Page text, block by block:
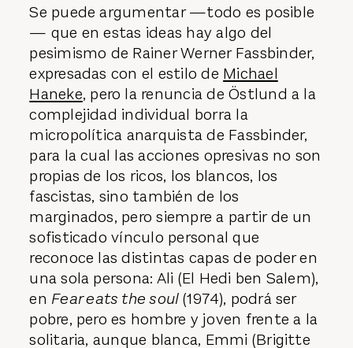
Se puede argumentar —todo es posible
— que en estas ideas hay algo del
pesimismo de Rainer Werner Fassbinder,
expresadas con el estilo de Michael
Haneke, pero la renuncia de Östlund a la
complejidad individual borra la
micropolítica anarquista de Fassbinder,
para la cual las acciones opresivas no son
propias de los ricos, los blancos, los
fascistas, sino también de los
marginados, pero siempre a partir de un
sofisticado vínculo personal que
reconoce las distintas capas de poder en
una sola persona: Ali (El Hedi ben Salem),
en Fear eats the soul(1974), podrá ser
pobre, pero es hombre y joven frente a la
solitaria, aunque blanca, Emmi (Brigitte